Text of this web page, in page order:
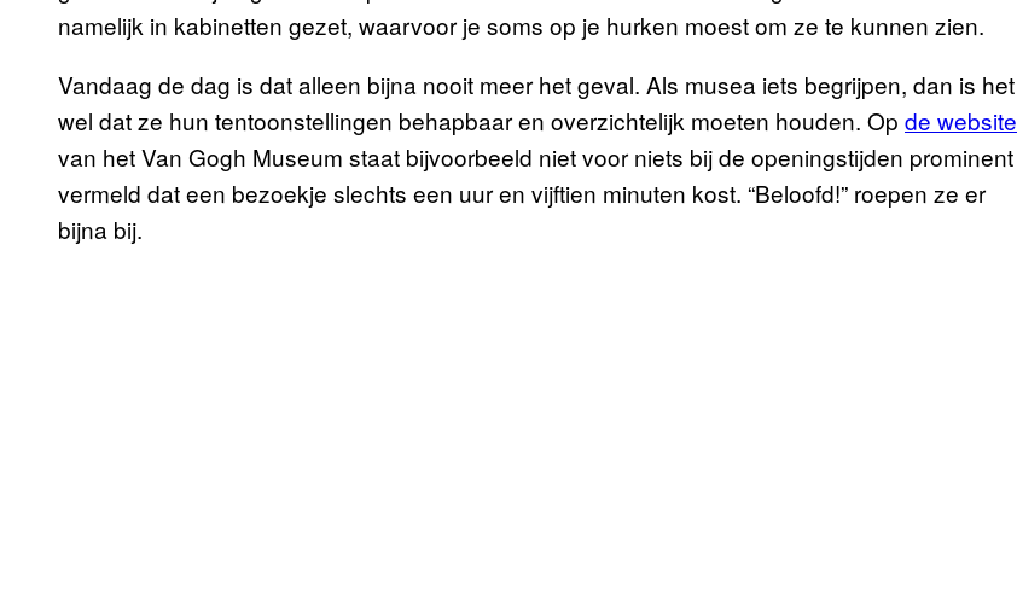
namelijk in kabinetten gezet, waarvoor je soms op je hurken moest om ze te kunnen zien.
Vandaag de dag is dat alleen bijna nooit meer het geval. Als musea iets begrijpen, dan is het
wel dat ze hun tentoonstellingen behapbaar en overzichtelijk moeten houden. Op de website
van het Van Gogh Museum staat bijvoorbeeld niet voor niets bij de openingstijden prominent
vermeld dat een bezoekje slechts een uur en vijftien minuten kost. “Beloofd!” roepen ze er
bijna bij.